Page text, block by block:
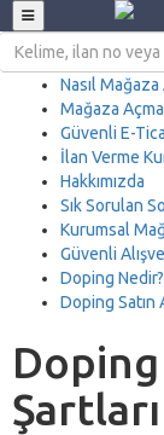
Nasıl
Mağaza Açma
Güvenli E-
İlan Verme
Hakkımızda
Sık Sorulan
Kurumsal
Güvenli
Doping Nedir?
Doping Satın
Doping
Şartları